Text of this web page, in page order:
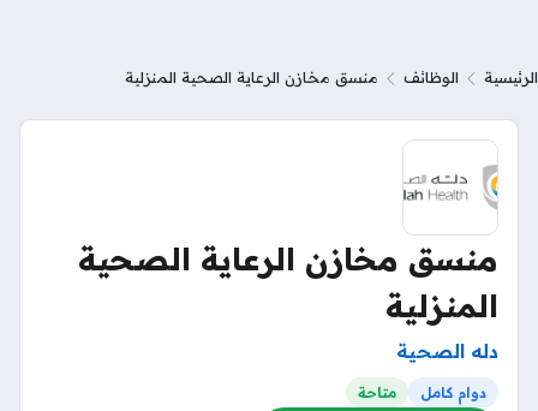
الرئيسية الوظائف منسق مخازن الرعاية الصحية المنزلية
منسق مخازن الرعاية الصحية
المنزلية
دله الصحية
دوام كامل متاحة